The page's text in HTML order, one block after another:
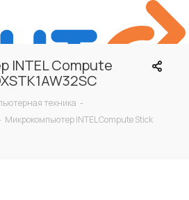
INTEL Compute
техника -
Микрокомпьютер INTEL Compute Stick